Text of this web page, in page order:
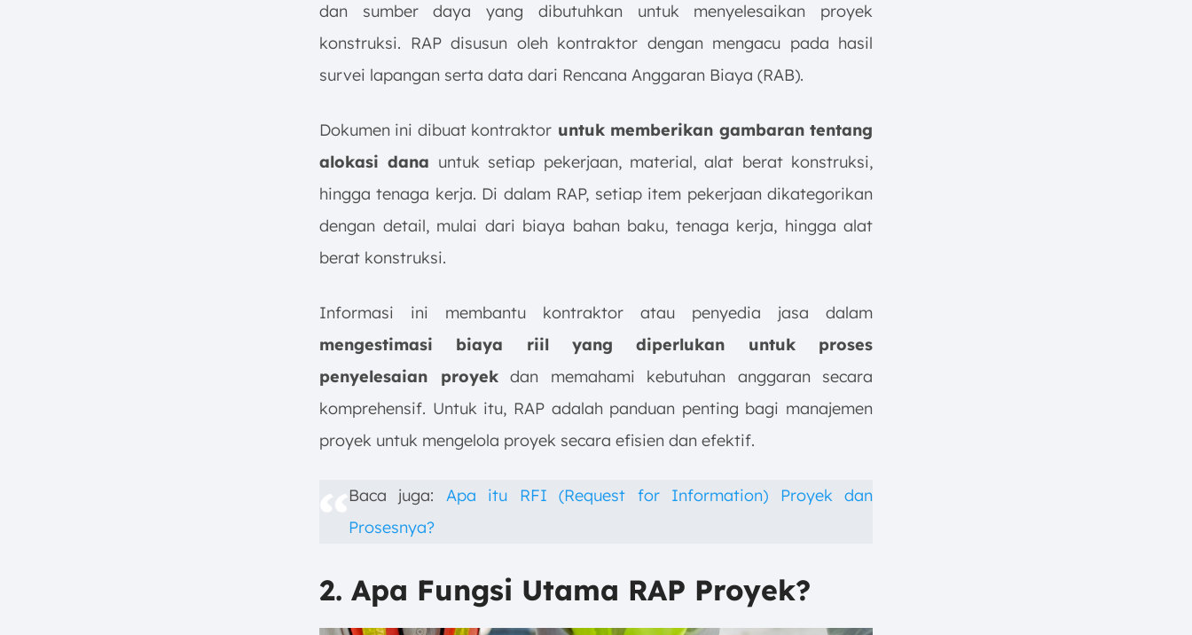
dan sumber daya yang dibutuhkan untuk menyelesaikan proyek
konstruksi. RAP disusun oleh kontraktor dengan mengacu pada hasil
survei lapangan serta data dari Rencana Anggaran Biaya (RAB).
Dokumen ini dibuat kontraktor untuk memberikan gambaran tentang
alokasi dana untuk setiap pekerjaan, material, alat berat konstruksi,
hingga tenaga kerja. Di dalam RAP, setiap item pekerjaan dikategorikan
dengan detail, mulai dari biaya bahan baku, tenaga kerja, hingga alat
berat konstruksi.
Informasi ini membantu kontraktor atau penyedia jasa dalam
mengestimasi biaya riil yang diperlukan untuk proses
penyelesaian proyekdan memahami kebutuhan anggaran secara
komprehensif. Untuk itu, RAP adalah panduan penting bagi manajemen
proyek untuk mengelola proyek secara efisien dan efektif.
Baca juga: Apa itu RFI (Request for Information) Proyek dan
Prosesnya?
2. Apa Fungsi Utama RAP Proyek?